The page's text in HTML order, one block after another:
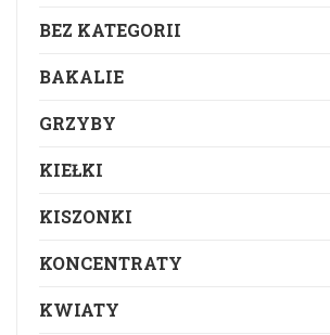
BEZ KATEGORII
BAKALIE
GRZYBY
KIEŁKI
KISZONKI
KONCENTRATY
KWIATY